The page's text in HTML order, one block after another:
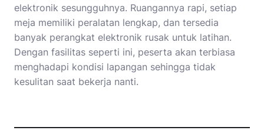
elektronik sesungguhnya. Ruangannya rapi, setiap
meja memiliki peralatan lengkap, dan tersedia
banyak perangkat elektronik rusak untuk latihan.
Dengan fasilitas seperti ini, peserta akan terbiasa
menghadapi kondisi lapangan sehingga tidak
kesulitan saat bekerja nanti.